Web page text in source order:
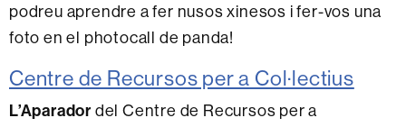
podreu aprendre a fer nusos xinesos i fer-vos una
foto en el photocall de panda!
Centre de Recursos per a Col·lectius
L’Aparador del Centre de Recursos per a